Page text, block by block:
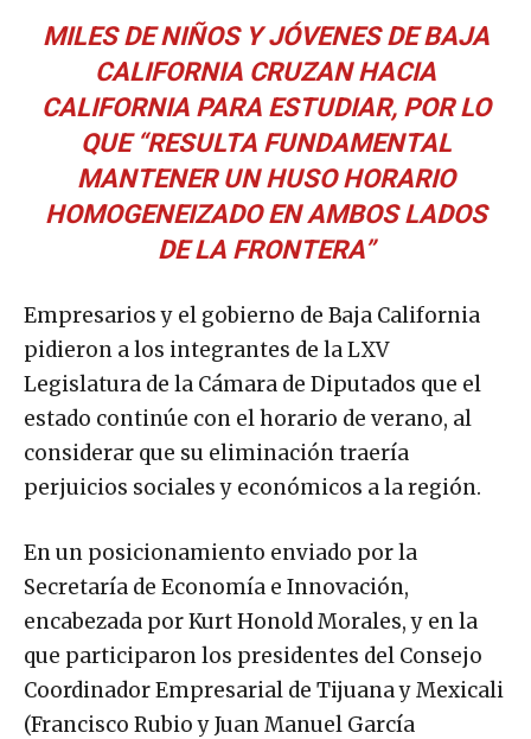
MILES DE NIÑOS Y JÓVENES DE BAJA
CALIFORNIA CRUZAN HACIA
CALIFORNIA PARA ESTUDIAR, POR LO
QUE “RESULTA FUNDAMENTAL
MANTENER UN HUSO HORARIO
HOMOGENEIZADO EN AMBOS LADOS
DE LA FRONTERA”
Empresarios y el gobierno de Baja California
pidieron a los integrantes de la LXV
Legislatura de la Cámara de Diputados que el
estado continúe con el horario de verano, al
considerar que su eliminación traería
perjuicios sociales y económicos a la región.
En un posicionamiento enviado por la
Secretaría de Economía e Innovación,
encabezada por Kurt Honold Morales, y en la
que participaron los presidentes del Consejo
Coordinador Empresarial de Tijuana y Mexicali
(Francisco Rubio y Juan Manuel García